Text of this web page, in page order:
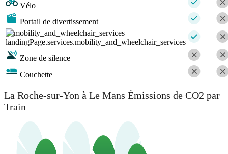
Vélo
Portail de divertissement
landingPage.services.mobility_and_wheelchair_services
Zone de silence
Couchette
La Roche-sur-Yon à Le Mans Émissions de CO2 par
Train